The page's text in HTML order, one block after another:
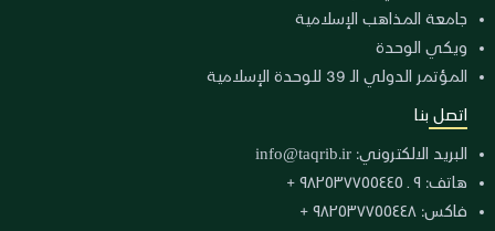
جامعة المذاهب الإسلامية
ويكي الوحدة
المؤتمر الدولي الـ 39 للوحدة الإسلامية
اتصل بنا
البريد الالكتروني: info@taqrib.ir
هاتف: ٩ ـ ٩٨٢٥٣٧٧٥٥٤٤٥ +
فاكس: ٩٨٢٥٣٧٧٥٥٤٤٨ +